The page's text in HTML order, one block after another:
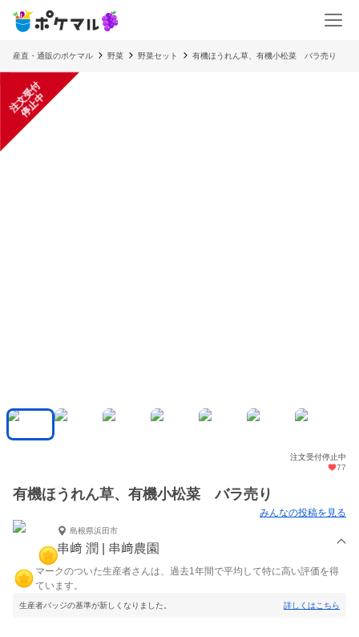
産直・通販のポケマル 野菜 野菜セット 有機ほうれん草、有機小松菜 バラ売り
注
文
受
付
停
止
中
注文受付停止中
77
有機ほうれん草、有機小松菜 バラ売り
みんなの投稿を見る
島根県浜田市
串﨑 潤 | 串﨑農園
マークのついた生産者さんは、過去1年間で平均して特に高い評価を得
ています。
生産者バッジの基準が新しくなりました。 詳しくはこちら